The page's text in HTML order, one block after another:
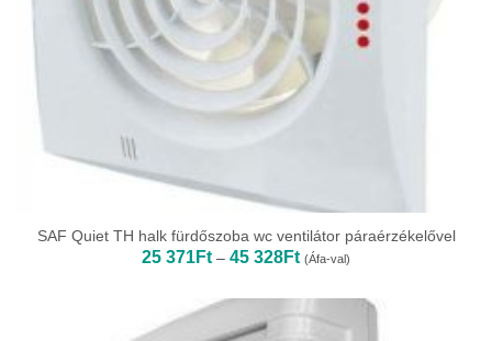
SAF Quiet TH halk fürdőszoba wc ventilátor páraérzékelővel
25 371Ft – 45 328FtÁrtartomány:
25
-
(Áfa-val)